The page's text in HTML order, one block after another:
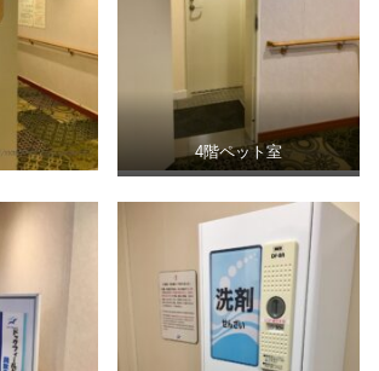
4階ペット室